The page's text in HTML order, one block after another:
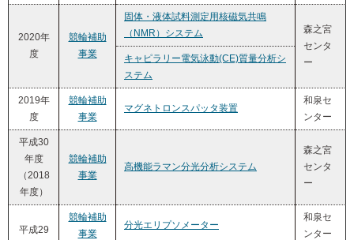
2020年
度
競輪補助
事業
固体・液体試料測定用核磁気共鳴
（NMR）システム
森之宮
センタ
ー
キャピラリー電気泳動(CE)質量分析シ
ステム
2019年
度
競輪補助
事業
マグネトロンスパッタ装置
和泉セ
ンター
平成30
年度
（2018
年度）
競輪補助
事業
高機能ラマン分光分析システム
森之宮
センタ
ー
平成29
競輪補助
事業
分光エリプソメーター
和泉セ
ンター